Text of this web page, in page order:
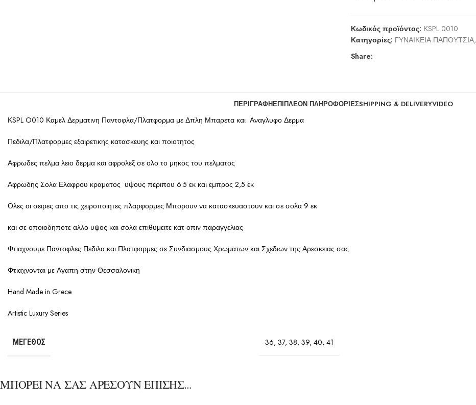
Κωδικός προϊόντος: ΚSPL 0010
Κατηγορίες: ΓΥΝΑΙΚΕΙΑ ΠΑΠΟΥΤΣΙΑ,
Share:
ΠΕΡΙΓΡΑΦΉΕΠΙΠΛΈΟΝ ΠΛΗΡΟΦΟΡΊΕΣSHIPPING & DELIVERYVIDEO
ΚSPL O010 Καμελ Δερματινη Παντοφλα/Πλατφορμα με Δπλη Μπαρετα και Αναγλυφο Δερμα
Πεδιλα/Πλατφορμες εξαιρετικης κατασκευης και ποιοτητος
Αφρωδες πελμα λειο δερμα και αφρολεξ σε ολο το μηκος του πελματος
Αφρωδης Σολα Ελαφρου κραματος υψους περιπου 6.5 εκ και εμπρος 2,5 εκ
Ολες οι σειρες απο τις χειροποιητες πλαρφορμες Μπορουν να κατασκευαστουν και σε σολα 9 εκ
και σε οποιοδηποτε αλλο υψος και σολα επιθυμειτε κατ οπιν παραγγελιας
Φτιαχνουμε Παντοφλες Πεδιλα και Πλατφορμες σε Συνδιασμους Χρωματων και Σχεδιων της Αρεσκειας σας
Φτιαχνονται με Αγαπη στην Θεσσαλονικη
Hand Made in Grece
Artistic Luxury Series
ΜΈΓΕΘΟΣ 36, 37, 38, 39, 40, 41
ΜΠΟΡΕΙ ΝΑ ΣΑΣ ΑΡΕΣΟΥΝ ΕΠΙΣΗΣ…